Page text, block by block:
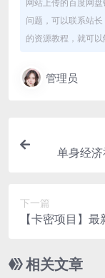
问题，可以联系站
的资源教程，就可以
管理员
单身经
下一篇
【卡密项目】
【挂机脚本+使
相关文章